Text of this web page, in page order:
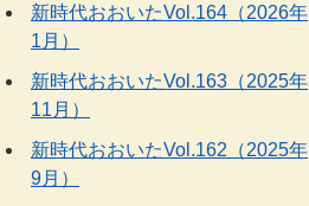
新時代おおいたVol.164（2026年
1月）
新時代おおいたVol.163（2025年
11月）
新時代おおいたVol.162（2025年
9月）